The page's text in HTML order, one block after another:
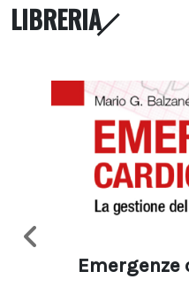
LIBRERIA
Emergenze